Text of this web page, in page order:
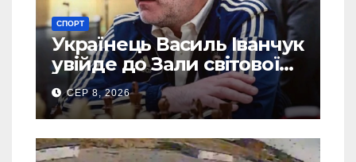
СПОРТ
Українець Василь Іванчук
увійде до Зали світової
шахової слави
СЕР 8, 2026